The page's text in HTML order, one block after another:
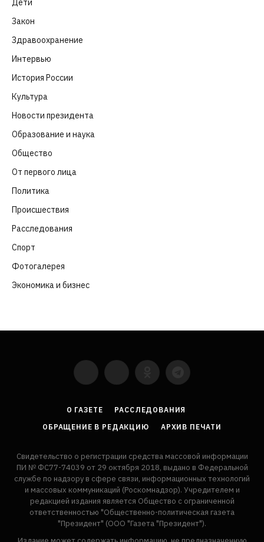
Дети
Закон
Здравоохранение
Интервью
История России
Культура
Новости президента
Образование и наука
Общество
От первого лица
Политика
Происшествия
Расследования
Спорт
Фотогалерея
Экономика и бизнес
YouTubeVKontakte
LinkedInFlickr
О ГАЗЕТЕ
РАССЛЕДОВАНИЯ
ОБРАЩЕНИЕ В РЕДАКЦИЮ
АРХИВ ПЕЧАТИ
Свидетельство о регистрации средства массовой информации
ПИ № ФС77-74039 от 29 октября 2018, выдано в Федеральной
службе по надзору в сфере связи, информационных технологий
и массовых коммуникаций (Роскомнадзор). Учредителем и
редакцией издания является Общество с ограниченной
ответственностью "Общественно-политическая газета
"Президент" (ООО "Газета "Президент").